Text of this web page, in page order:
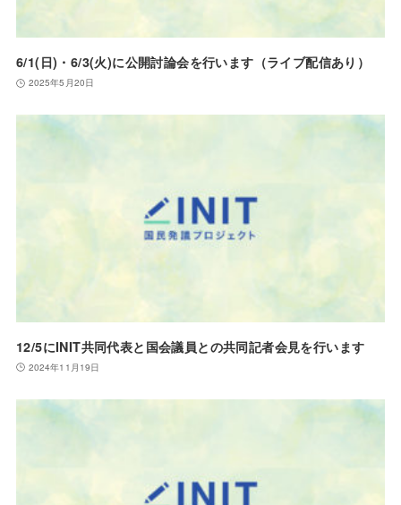
6/1(日)・6/3(火)に公開討論会を行います（ライブ配信あり）
2025年5月20日
12/5にINIT共同代表と国会議員との共同記者会見を行います
2024年11月19日